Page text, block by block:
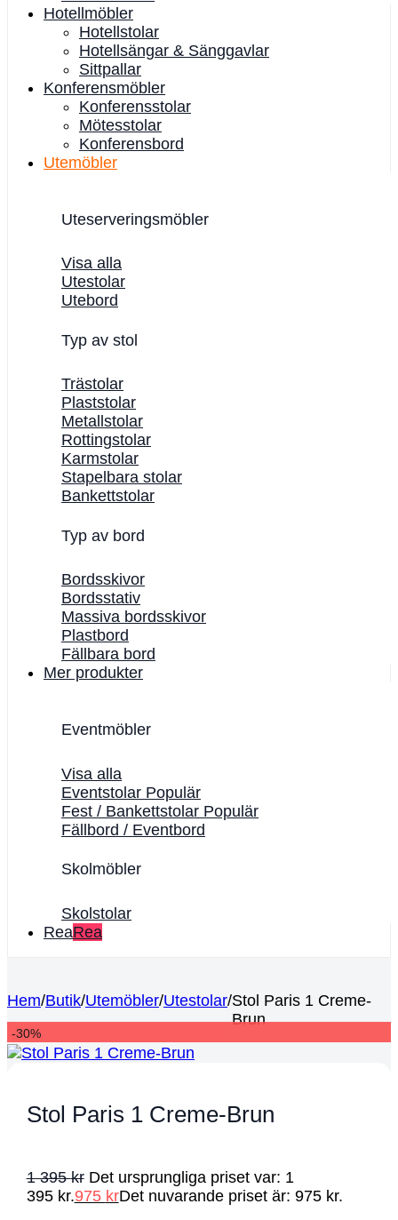
Hotellmöbler
Hotellstolar
Hotellsängar & Sänggavlar
Sittpallar
Konferensmöbler
Konferensstolar
Mötesstolar
Konferensbord
Utemöbler
Uteserveringsmöbler
Visa alla
Utestolar
Utebord
Typ av stol
Trästolar
Plaststolar
Metallstolar
Rottingstolar
Karmstolar
Stapelbara stolar
Bankettstolar
Typ av bord
Bordsskivor
Bordsstativ
Massiva bordsskivor
Plastbord
Fällbara bord
Mer produkter
Eventmöbler
Visa alla
Eventstolar
Fest / Bankettstolar
Fällbord / Eventbord
Skolmöbler
Skolstolar
Rea
Hem/Butik/Utemöbler/Utestolar/Stol Paris 1 Creme-
Brun
-30%
Stol Paris 1 Creme-Brun
1 395kr Det ursprungliga priset var: 1
395 kr.975 krDet nuvarande priset är: 975 kr.